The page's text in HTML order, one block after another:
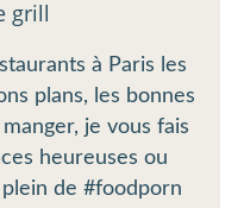
à Paris les
plans, les bonnes
je vous fais
heureuses ou
de #foodporn